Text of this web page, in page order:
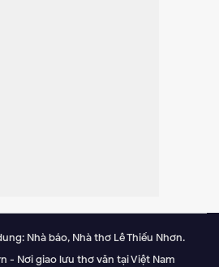
Nhà báo, Nhà thơ Lê Thiếu Nhơn.
- Nơi giao lưu thơ văn tại Việt Nam